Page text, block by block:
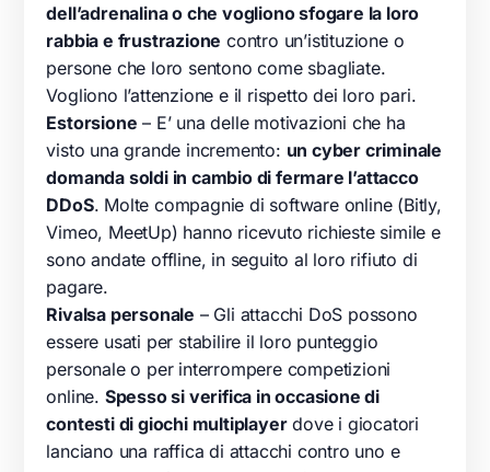
dell’adrenalina o che vogliono sfogare la loro
rabbia e frustrazione contro un’istituzione o
persone che loro sentono come sbagliate.
Vogliono l’attenzione e il rispetto dei loro pari.
Estorsione – E’ una delle motivazioni che ha
visto una grande incremento: un cyber criminale
domanda soldi in cambio di fermare l’attacco
DDoS. Molte compagnie di software online (Bitly,
Vimeo, MeetUp) hanno ricevuto richieste simile e
sono andate offline, in seguito al loro rifiuto di
pagare.
Rivalsa personale – Gli attacchi DoS possono
essere usati per stabilire il loro punteggio
personale o per interrompere competizioni
online. Spesso si verifica in occasione di
contesti di giochi multiplayerdove i giocatori
lanciano una raffica di attacchi contro uno e